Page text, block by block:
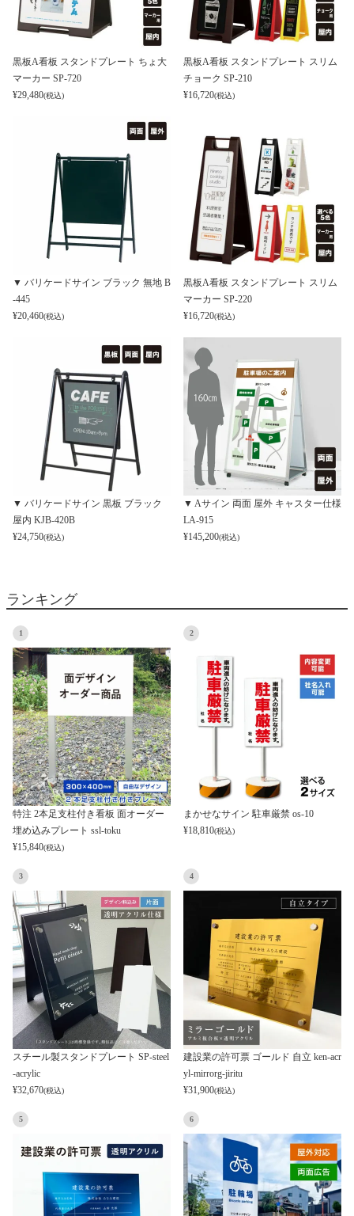
黒板A看板 スタンドプレート ちょ大
マーカー SP-720
¥29,480(税込)
黒板A看板 スタンドプレート スリム
チョーク SP-210
¥16,720(税込)
▼ バリケードサイン ブラック 無地 B
-445
¥20,460(税込)
黒板A看板 スタンドプレート スリム
マーカー SP-220
¥16,720(税込)
▼ バリケードサイン 黒板 ブラック
屋内 KJB-420B
¥24,750(税込)
▼ Aサイン 両面 屋外 キャスター仕様
LA-915
¥145,200(税込)
ランキング
1
特注 2本足支柱付き看板 面オーダー
埋め込みプレート ssl-toku
¥15,840(税込)
2
まかせなサイン 駐車厳禁 os-10
¥18,810(税込)
3
スチール製スタンドプレート SP-steel
-acrylic
¥32,670(税込)
4
建設業の許可票 ゴールド 自立 ken-acr
yl-mirrorg-jiritu
¥31,900(税込)
5 6